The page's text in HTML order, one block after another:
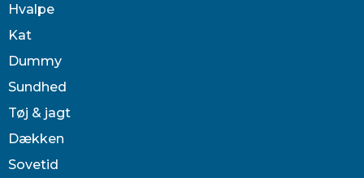
Hvalpe
Kat
Dummy
Sundhed
Tøj & jagt
Dækken
Sovetid